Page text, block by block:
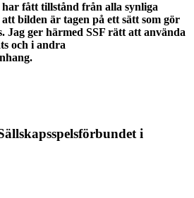
fått tillstånd från alla synliga
bilden är tagen på ett sätt som gör
Jag ger härmed SSF rätt att använda
och i andra
i